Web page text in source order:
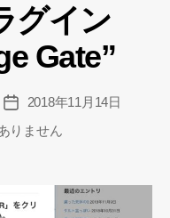
グイン
Gate”
投
稿
日
2018年11月14日
りません